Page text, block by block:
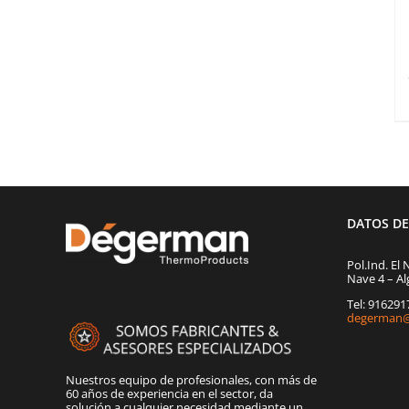
Nuestros equipo de profesionales, con más de
60 años de experiencia en el sector, da
DATOS
Pol.Ind. El
Nave 4 –
Tel: